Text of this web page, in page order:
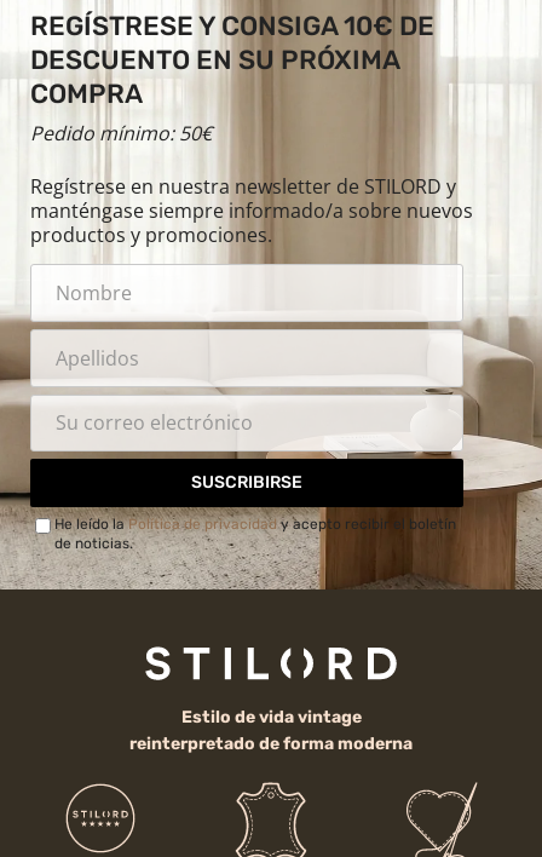
REGÍSTRESE Y CONSIGA 10€ DE
DESCUENTO EN SU PRÓXIMA
COMPRA
Pedido mínimo: 50€
Regístrese en nuestra newsletter de STILORD y
manténgase siempre informado/a sobre nuevos
productos y promociones.
SUSCRIBIRSE
He leído laPolítica de privacidady acepto recibir el boletín
de noticias.
Estilo de vida vintage
reinterpretado de forma moderna